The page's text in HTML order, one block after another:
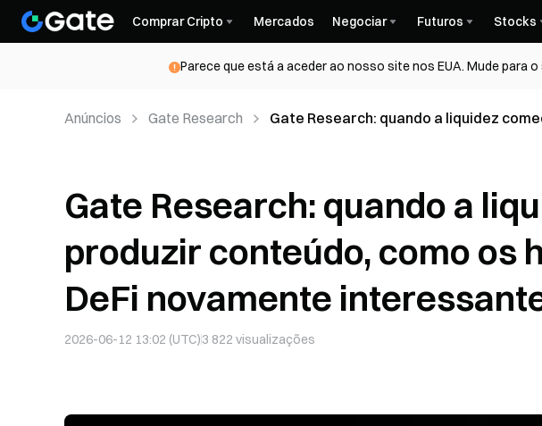
Comprar Cripto Mercados Negociar Futuros Stocks
Parece que está a aceder ao nosso site nos EUA. Mude para
Anúncios Gate Research
Gate Research: quando a liquidez
Gate Research: quando a
produzir conteúdo, como os
DeFi novamente
2026-06-12 13:02 (UTC)3 822 visualizações